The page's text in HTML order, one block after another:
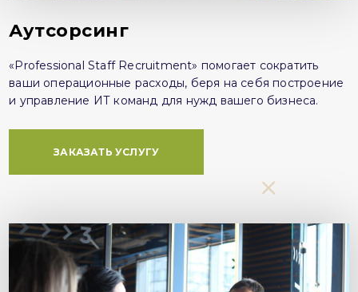
Аутсорсинг
«Professional Staff Recruitment» помогает сократить
ваши операционные расходы, беря на себя построение
и управление ИТ команд для нужд вашего бизнеса.
ЗАКАЗАТЬ УСЛУГУ